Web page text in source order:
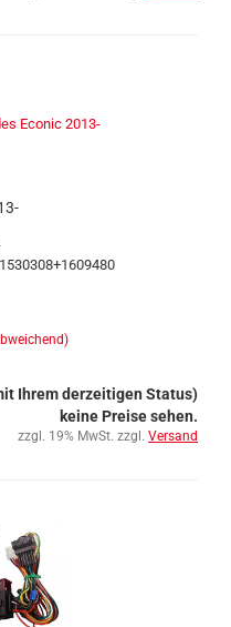
Ihrem derzeitigen Status)
keine Preise sehen.
zzgl. 19% MwSt. zzgl. Versand